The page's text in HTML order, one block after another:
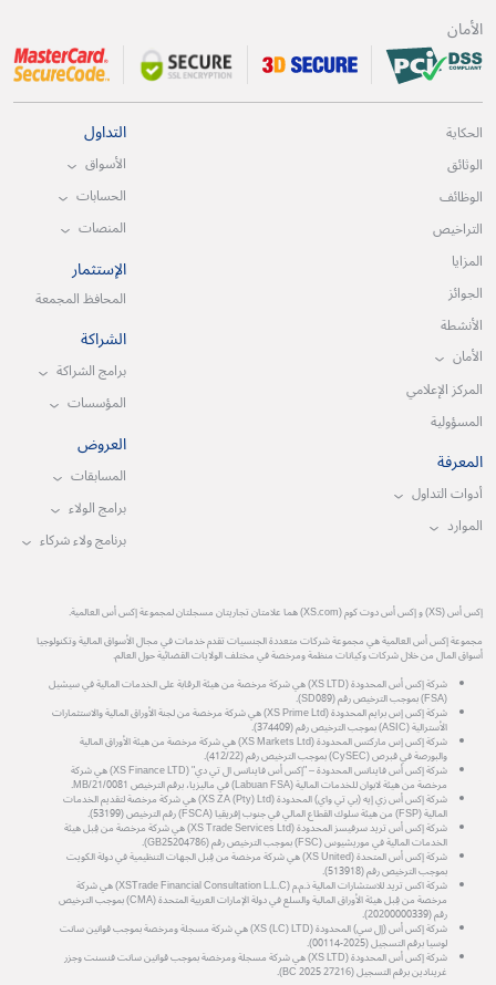
الأمان
الحكاية
الوثائق
الوظائف
التراخيص
المزايا
الجوائز
الأنشطة
الأمان
المركز الإعلامي
المسؤولية
المعرفة
أدوات التداول
الموارد
التداول
الأسواق
الحسابات
المنصات
الإستثمار
المحافظ المجمعة
الشراكة
برامج الشراكة
المؤسسات
العروض
المسابقات
برامج الولاء
برنامج ولاء شركاء
إكس أس (XS) و إكس أس دوت كوم (XS.com) هما علامتان تجاريتان مسجلتان لمجموعة إكس أس العالمية.
مجموعة إكس أس العالمية هي مجموعة شركات متعددة الجنسيات تقدم خدمات في مجال الأسواق المالية وتكنولوجيا
أسواق المال من خلال شركات وكيانات منظمة ومرخصة في مختلف الولايات القضائية حول العالم.
شركة إكس أس المحدودة (XS LTD) هي شركة مرخصة من هيئة الرقابة على الخدمات المالية في سيشيل
(FSA) بموجب الترخيص رقم (SD089).
شركة إكس إس برايم المحدودة (XS Prime Ltd) هي شركة مرخصة من لجنة الأوراق المالية والاستثمارات
الأسترالية (ASIC) بموجب الترخيص رقم (374409).
شركة إكس إس ماركتس المحدودة (XS Markets Ltd) هي شركة مرخصة من هيئة الأوراق المالية
والبورصة في قبرص (CySEC) بموجب الترخيص رقم (412/22).
شركة إكس أس فاينانس المحدودة – "إكس أس فاينانس ال تي دي" (XS Finance LTD) هي شركة
مرخصة من هيئة لابوان للخدمات المالية (Labuan FSA) في ماليزيا، برقم الترخيص MB/21/0081.
شركة إكس أس زي إيه (بي تي واي) المحدودة (XS ZA (Pty) Ltd) هي شركة مرخصة لتقديم الخدمات
المالية (FSP) من هيئة سلوك القطاع المالي في جنوب إفريقيا (FSCA) رقم الترخيص (53199).
شركة إكس أس تريد سرفيسز المحدودة (XS Trade Services Ltd) هي شركة مرخصة من قِبل هيئة
الخدمات المالية في موريشيوس (FSC) بموجب الترخيص رقم (GB25204786).
شركة إكس أس المتحدة (XS United) هي شركة مرخصة من قِبل الجهات التنظيمية في دولة الكويت
بموجب الترخيص رقم (513918).
شركة اكس تريد للاستشارات المالية ذ.م.م (XSTrade Financial Consultation L.L.C) هي شركة
مرخصة من قِبل هيئة الأوراق المالية والسلع في دولة الإمارات العربية المتحدة (CMA) بموجب الترخيص
رقم (20200000339).
شركة إكس أس (إل سي) المحدودة (XS (LC) LTD) هي شركة مسجلة ومرخصة بموجب قوانين سانت
لوسيا برقم التسجيل (2025-00114).
شركة إكس أس المحدودة (XS LTD) هي شركة مسجلة ومرخصة بموجب قوانين سانت فنسنت وجزر
غرينادين برقم التسجيل (27216 BC 2025).